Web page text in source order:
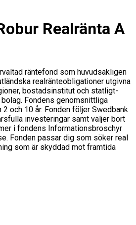
Realränta A
räntefond som huvudsakligen
realränteobligationer utgivna
bostadsinstitut och statligt-
Fondens genomsnittliga
2 och 10 år. Fonden följer Swedbank
investeringar samt väljer bort
i fondens Informationsbroschyr
Fonden passar dig som söker real
som är skyddad mot framtida